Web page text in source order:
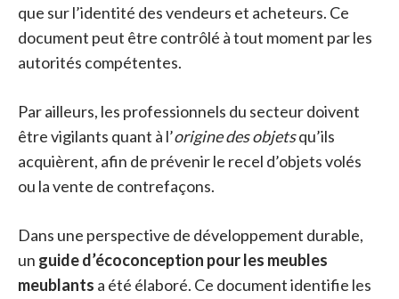
que sur l’identité des vendeurs et acheteurs. Ce
document peut être contrôlé à tout moment par les
autorités compétentes.
Par ailleurs, les professionnels du secteur doivent
être vigilants quant à l’origine des objetsqu’ils
acquièrent, afin de prévenir le recel d’objets volés
ou la vente de contrefaçons.
Dans une perspective de développement durable,
un guide d’écoconception pour les meubles
meublants a été élaboré. Ce document identifie les